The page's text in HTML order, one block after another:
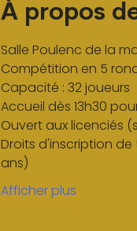
À propos
Salle Poulenc de la
Compétition en 5
Capacité : 32 joueurs
Accueil dès 13h30
Ouvert aux licenciés
Droits d'inscription
ans)
Afficher plus